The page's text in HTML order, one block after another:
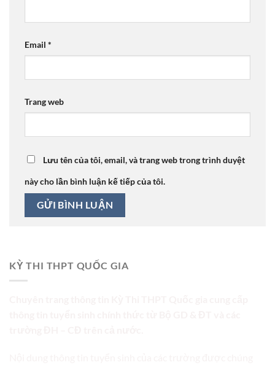
Email *
Trang web
Lưu tên của tôi, email, và trang web trong trình duyệt
này cho lần bình luận kế tiếp của tôi.
KỲ THI THPT QUỐC GIA